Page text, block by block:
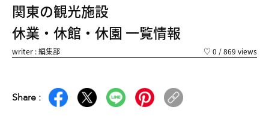
関東の観光施設
休業・休館・休園 一覧情報
writer : 編集部 ♡ 0 / 869 views
Share :